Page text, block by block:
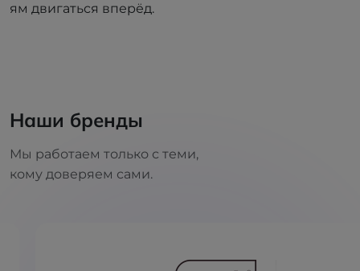
ям двигаться вперёд.
Наши бренды
Мы работаем только с теми,
кому доверяем сами.